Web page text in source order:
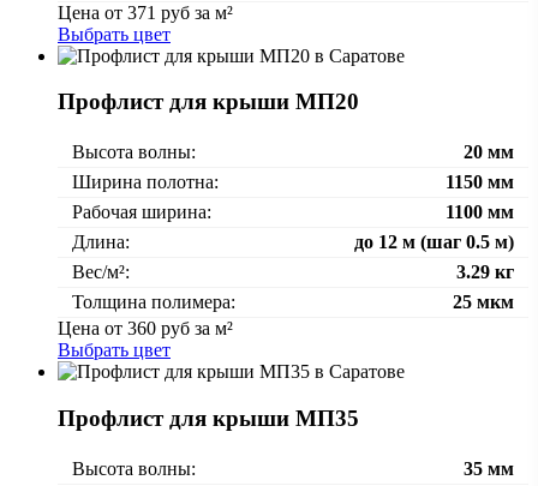
Цена от 371 руб за м²
Выбрать цвет
Профлист для крыши МП20
Высота волны:
20 мм
Ширина полотна:
1150 мм
Рабочая ширина:
1100 мм
Длина:
до 12 м (шаг 0.5 м)
Вес/м²:
3.29 кг
Толщина полимера:
25 мкм
Цена от 360 руб за м²
Выбрать цвет
Профлист для крыши МП35
Высота волны:
35 мм